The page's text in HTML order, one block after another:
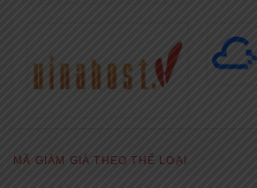
MÃ GIẢM GIÁ THEO THỂ LOẠI